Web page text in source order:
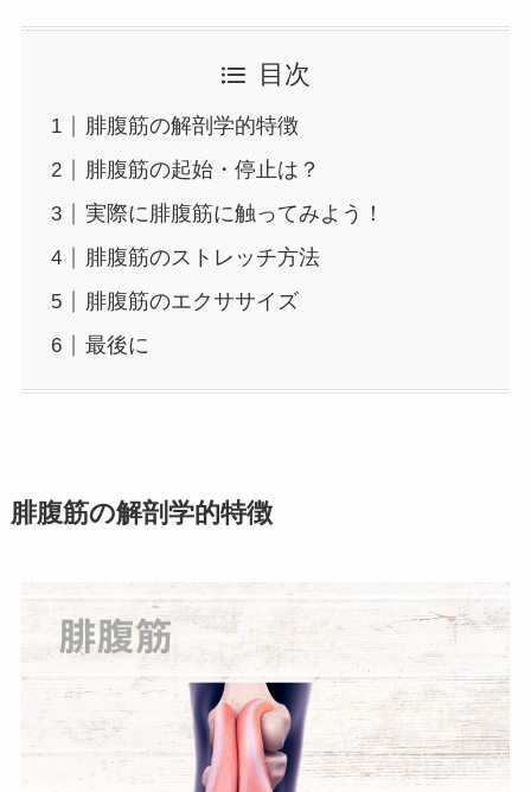
目次
腓腹筋の解剖学的特徴
腓腹筋の起始・停止は？
実際に腓腹筋に触ってみよう！
腓腹筋のストレッチ方法
腓腹筋のエクササイズ
最後に
腓腹筋の解剖学的特徴